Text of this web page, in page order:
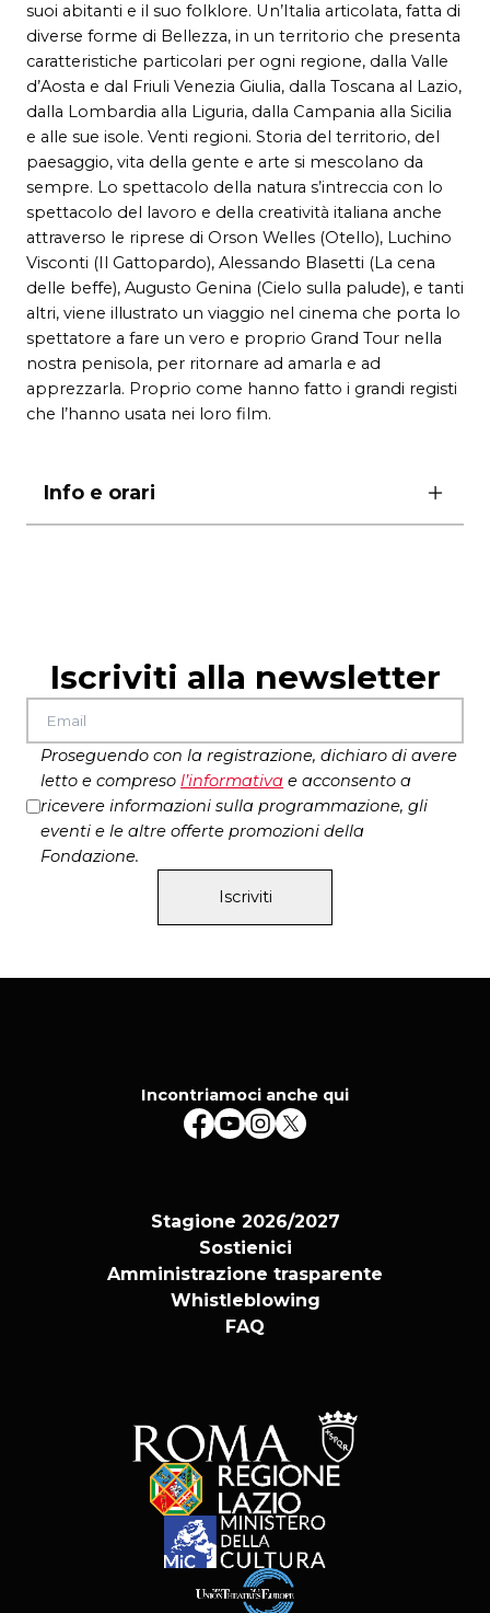
suoi abitanti e il suo folklore. Un’Italia articolata, fatta di
diverse forme di Bellezza, in un territorio che presenta
caratteristiche particolari per ogni regione, dalla Valle
d’Aosta e dal Friuli Venezia Giulia, dalla Toscana al Lazio,
dalla Lombardia alla Liguria, dalla Campania alla Sicilia
e alle sue isole. Venti regioni. Storia del territorio, del
paesaggio, vita della gente e arte si mescolano da
sempre. Lo spettacolo della natura s’intreccia con lo
spettacolo del lavoro e della creatività italiana anche
attraverso le riprese di Orson Welles (Otello), Luchino
Visconti (Il Gattopardo), Alessando Blasetti (La cena
delle beffe), Augusto Genina (Cielo sulla palude), e tanti
altri, viene illustrato un viaggio nel cinema che porta lo
spettatore a fare un vero e proprio Grand Tour nella
nostra penisola, per ritornare ad amarla e ad
apprezzarla. Proprio come hanno fatto i grandi registi
che l’hanno usata nei loro film.
Info e orari
Iscriviti alla newsletter
Proseguendo con la registrazione, dichiaro di avere
letto e compreso l’informativa e acconsento a
ricevere informazioni sulla programmazione, gli
eventi e le altre offerte promozioni della
Fondazione.
Iscriviti
Incontriamoci anche qui
Stagione 2026/2027
Sostienici
Amministrazione trasparente
Whistleblowing
FAQ